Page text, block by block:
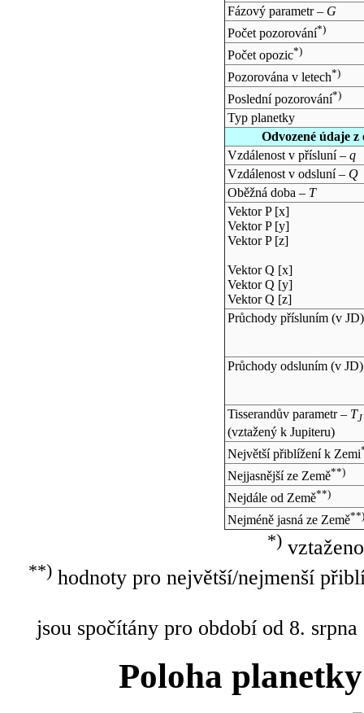
Fázový parametr – G
Počet pozorování*)
Počet opozic*)
Pozorována v letech*)
Poslední pozorování*)
Typ planetky
Odvozené údaje
Vzdálenost v přísluní – q
Vzdálenost v odsluní – Q
Oběžná doba – T
Vektor P [x]
Vektor P [y]
Vektor P [z]
Vektor Q [x]
Vektor Q [y]
Vektor Q [z]
Průchody přísluním (v JD)
Průchody odsluním (v JD)
Tisserandův parametr – TJ
(vztažený k Jupiteru)
Největší přiblížení k Zemi
Nejjasnější ze Země**)
Nejdále od Země**)
Nejméně jasná ze Země**)
*)
**)hodnoty pro největší/nejmenší
jsou spočítány pro období od 8.
Poloha